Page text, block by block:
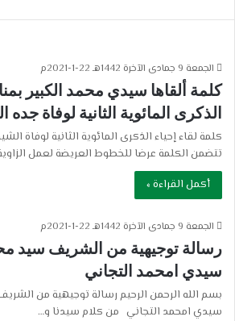
الجمعة 9 جمادى الآخرة 1442هـ 22-1-2021م
كلمة ألقاها سيدي محمد الكبير
الذكرى المائوية الثانية لوفاة جده
كلمة لقاء إحياء الذكرى المائوية الثانية لوفاة
تتضمن الكلمة عرضا للخطوط العريضة لعمل
أكمل القراءة »
الجمعة 9 جمادى الآخرة 1442هـ 22-1-2021م
رسالة توجيهية من الشريف سيد
سيدي امحمد التجاني
بسم الله الرحمن الرحيم رسالة توجيهية من
سيدي امحمد التجاني من كلام سيدنا و…